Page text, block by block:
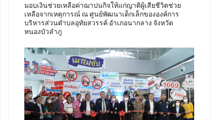
มอบเงินช่วยเหลือค่าฌาปนกิจให้แก่ญาติผู้เสียชีวิตช่วย
เหลือจากเหตุการณ์ ณ ศูนย์พัฒนาเด็กเล็กขององค์การ
บริหารส่วนตำบลอุทัยสวรรค์ อำเภอนากลาง จังหวัด
หนองบัวลำภู